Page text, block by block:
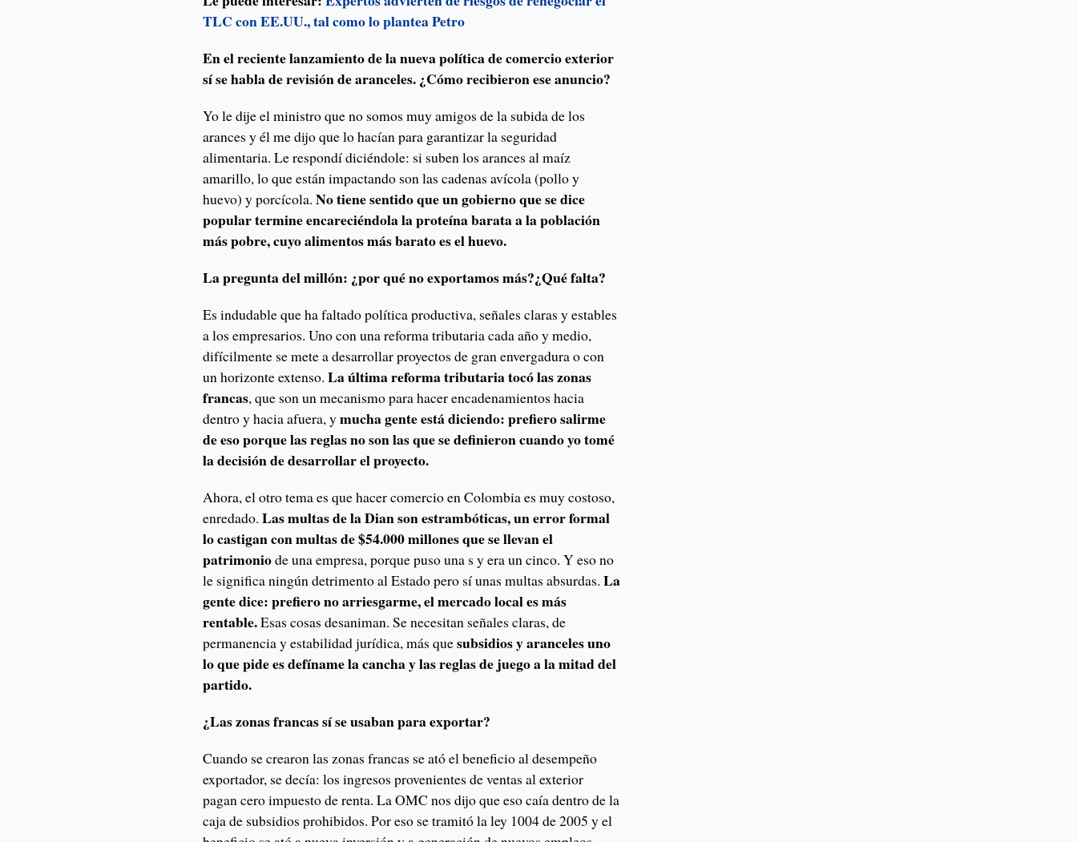
TLC con EE.UU., tal como lo plantea Petro
En el reciente lanzamiento de la nueva política de comercio exterior
sí se habla de revisión de aranceles. ¿Cómo recibieron ese anuncio?
Yo le dije el ministro que no somos muy amigos de la subida de los
arances y él me dijo que lo hacían para garantizar la seguridad
alimentaria. Le respondí diciéndole: si suben los arances al maíz
amarillo, lo que están impactando son las cadenas avícola (pollo y
huevo) y porcícola.No tiene sentido que un gobierno que se dice
popular termine encareciéndola la proteína barata a la población
más pobre, cuyo alimentos más barato es el huevo.
La pregunta del millón: ¿por qué no exportamos más?¿Qué falta?
Es indudable que ha faltado política productiva, señales claras y estables
a los empresarios. Uno con una reforma tributaria cada año y medio,
difícilmente se mete a desarrollar proyectos de gran envergadura o con
un horizonte extenso.La última reforma tributaria tocó las zonas
francas, que son un mecanismo para hacer encadenamientos hacia
dentro y hacia afuera, ymucha gente está diciendo: prefiero salirme
de eso porque las reglas no son las que se definieron cuando yo tomé
la decisión de desarrollar el proyecto.
Ahora, el otro tema es que hacer comercio en Colombia es muy costoso,
enredado.Las multas de la Dian son estrambóticas, un error formal
lo castigan con multas de $54.000 millones que se llevan el
patrimoniode una empresa, porque puso una s y era un cinco. Y eso no
le significa ningún detrimento al Estado pero sí unas multas absurdas.La
gente dice: prefiero no arriesgarme, el mercado local es más
rentable.Esas cosas desaniman. Se necesitan señales claras, de
permanencia y estabilidad jurídica, más quesubsidios y aranceles uno
lo que pide es defíname la cancha y las reglas de juego a la mitad del
partido.
¿Las zonas francas sí se usaban para exportar?
Cuando se crearon las zonas francas se ató el beneficio al desempeño
exportador, se decía: los ingresos provenientes de ventas al exterior
pagan cero impuesto de renta. La OMC nos dijo que eso caía dentro de la
caja de subsidios prohibidos. Por eso se tramitó la ley 1004 de 2005 y el